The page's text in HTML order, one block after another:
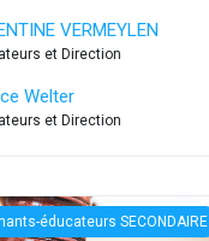
VERMEYLEN
et Direction
Welter
et Direction
éducateurs SECONDAIRE